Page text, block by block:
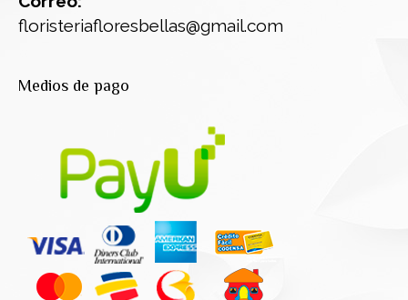
floristeriafloresbellas@gmail.com
Medios de pago